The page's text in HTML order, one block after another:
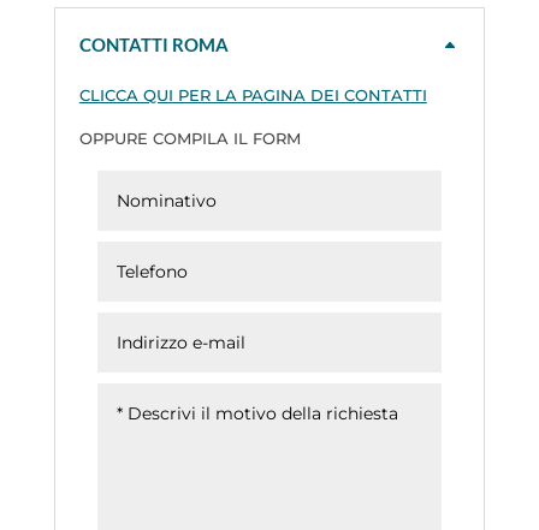
CONTATTI ROMA
CLICCA QUI PER LA PAGINA DEI CONTATTI
OPPURE COMPILA IL FORM